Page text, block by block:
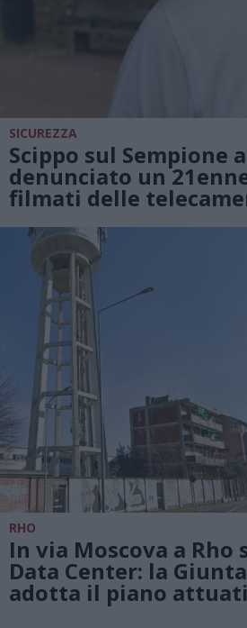
SICUREZZA
Scippo sul Sempione
denunciato un
filmati delle
RHO
In via Moscova a Rho
Data Center: la
adotta il piano